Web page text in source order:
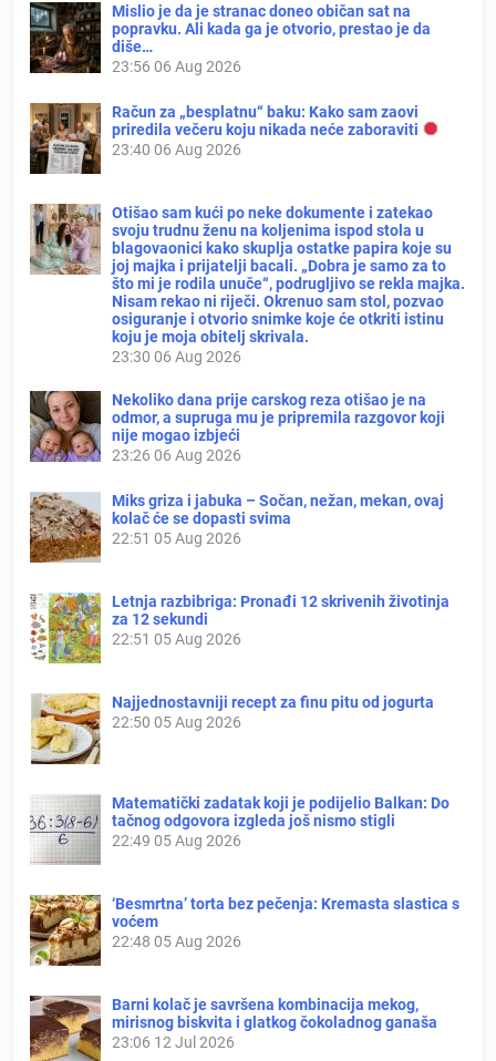
Mislio je da je stranac doneo običan sat na
popravku. Ali kada ga je otvorio, prestao je da
diše…
23:56 06 Aug 2026
Račun za „besplatnu“ baku: Kako sam zaovi
priredila večeru koju nikada neće zaboraviti
23:40 06 Aug 2026
Otišao sam kući po neke dokumente i zatekao
svoju trudnu ženu na koljenima ispod stola u
blagovaonici kako skuplja ostatke papira koje su
joj majka i prijatelji bacali. „Dobra je samo za to
što mi je rodila unuče“, podrugljivo se rekla majka.
Nisam rekao ni riječi. Okrenuo sam stol, pozvao
osiguranje i otvorio snimke koje će otkriti istinu
koju je moja obitelj skrivala.
23:30 06 Aug 2026
Nekoliko dana prije carskog reza otišao je na
odmor, a supruga mu je pripremila razgovor koji
nije mogao izbjeći
23:26 06 Aug 2026
Miks griza i jabuka – Sočan, nežan, mekan, ovaj
kolač će se dopasti svima
22:51 05 Aug 2026
Letnja razbibriga: Pronađi 12 skrivenih životinja
za 12 sekundi
22:51 05 Aug 2026
Najjednostavniji recept za finu pitu od jogurta
22:50 05 Aug 2026
Matematički zadatak koji je podijelio Balkan: Do
tačnog odgovora izgleda još nismo stigli
22:49 05 Aug 2026
‘Besmrtna’ torta bez pečenja: Kremasta slastica s
voćem
22:48 05 Aug 2026
Barni kolač je savršena kombinacija mekog,
mirisnog biskvita i glatkog čokoladnog ganaša
23:06 12 Jul 2026